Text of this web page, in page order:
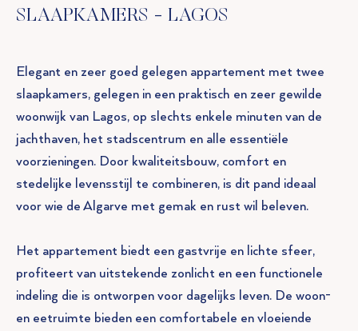
SLAAPKAMERS - LAGOS
Elegant en zeer goed gelegen appartement met twee
slaapkamers, gelegen in een praktisch en zeer gewilde
woonwijk van Lagos, op slechts enkele minuten van de
jachthaven, het stadscentrum en alle essentiële
voorzieningen. Door kwaliteitsbouw, comfort en
stedelijke levensstijl te combineren, is dit pand ideaal
voor wie de Algarve met gemak en rust wil beleven.
Het appartement biedt een gastvrije en lichte sfeer,
profiteert van uitstekende zonlicht en een functionele
indeling die is ontworpen voor dagelijks leven. De woon-
en eetruimte bieden een comfortabele en vloeiende